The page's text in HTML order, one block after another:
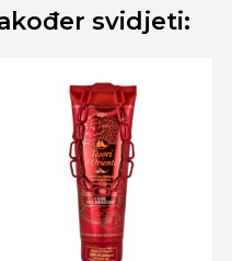
svidjeti: